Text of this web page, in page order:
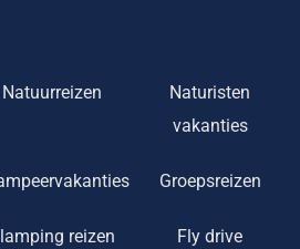
Natuurreizen
Naturisten
vakanties
Groepsreizen
reizen Fly drive